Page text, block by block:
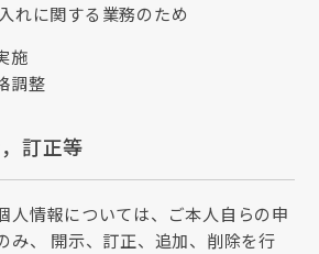
れに関する業務のため
施
調整
訂正等
人情報については、ご本人自らの申
み、 開示、訂正、追加、削除を行